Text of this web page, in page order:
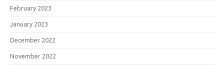
February 2023
January 2023
December 2022
November 2022